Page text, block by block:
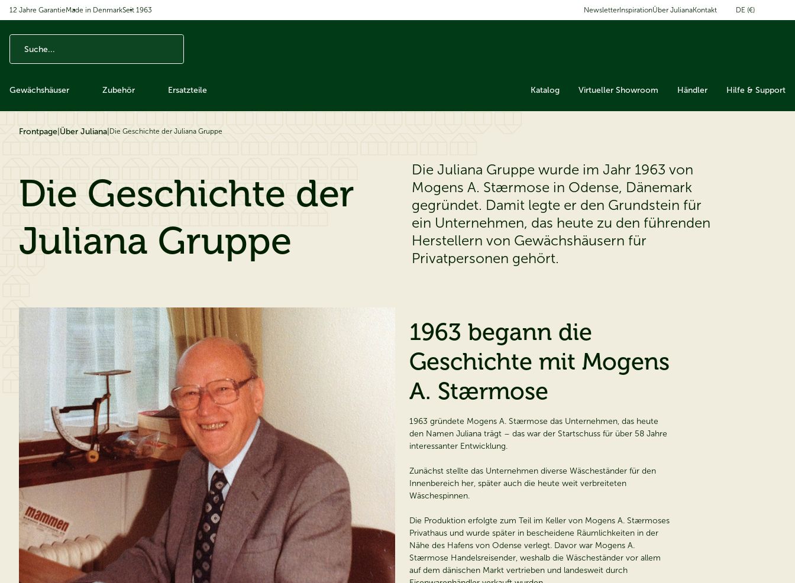
12 Jahre GarantieMade in DenmarkSeit 1963 Newsletter InspirationÜber JulianaKontakt DE (€)
Gewächshäuser Zubehör Ersatzteile Katalog Virtueller Showroom Händler Hilfe & Support
Frontpage Über Juliana Die Geschichte der Juliana Gruppe
Die Geschichte der
Juliana Gruppe
Die Juliana Gruppe wurde im Jahr 1963 von
Mogens A. Stærmose in Odense, Dänemark
gegründet. Damit legte er den Grundstein für
ein Unternehmen, das heute zu den führenden
Herstellern von Gewächshäusern für
Privatpersonen gehört.
1963 begann die
Geschichte mit Mogens
A. Stærmose
1963 gründete Mogens A. Stærmose das Unternehmen, das heute
den Namen Juliana trägt – das war der Startschuss für über 58 Jahre
interessanter Entwicklung.
Zunächst stellte das Unternehmen diverse Wäscheständer für den
Innenbereich her, später auch die heute weit verbreiteten
Wäschespinnen.
Die Produktion erfolgte zum Teil im Keller von Mogens A. Stærmoses
Privathaus und wurde später in bescheidene Räumlichkeiten in der
Nähe des Hafens von Odense verlegt. Davor war Mogens A.
Stærmose Handelsreisender, weshalb die Wäscheständer vor allem
auf dem dänischen Markt vertrieben und landesweit durch